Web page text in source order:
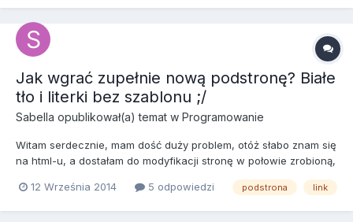
Jak wgrać zupełnie nową podstronę? Białe
tło i literki bez szablonu ;/
Sabella opublikował(a) temat w Programowanie
Witam serdecznie, mam dość duży problem, otóż słabo znam się
na html-u, a dostałam do modyfikacji stronę w połowie zrobioną,
błędów doszłam do tego jak pisać newsy, dodawać fotki na
12 Września 2014 5 odpowiedzi podstrona link